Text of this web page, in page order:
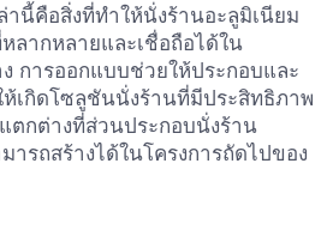
นี้คือสิ่งที่ทำให้นั่งร้านอะลูมิเนียม
ลากหลายและเชื่อถือได้ใน
การออกแบบช่วยให้ประกอบและ
เกิดโซลูชันนั่งร้านที่มีประสิทธิภาพ
กต่างที่ส่วนประกอบนั่งร้าน
รถสร้างได้ในโครงการถัดไปของ